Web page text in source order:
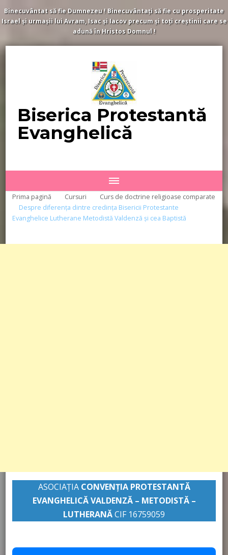
Binecuvântat să fie Dumnezeu ! Binecuvântați să fie cu prosperitate
Israel și urmașii lui Avram, Isac și Iacov precum și toți creștinii care se
adună în Hristos Domnul !
Biserica Protestantă
Evanghelică
Prima pagină Cursuri
Curs de doctrine religioase comparate
Despre diferența dintre credința Bisericii Protestante
Evanghelice Lutherane Metodistă Valdenză și cea Baptistă
ASOCIAȚIA CONVENŢIA PROTESTANTĂ
EVANGHELICĂ VALDENZĂ – METODISTĂ –
LUTHERANĂCIF 16759059